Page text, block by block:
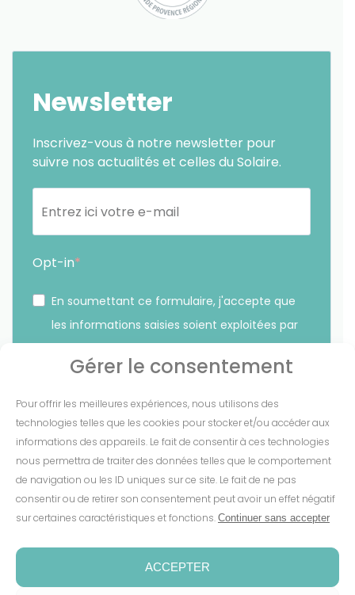
Gérer le consentement
Pour offrir les meilleures expériences, nous utilisons des
technologies telles que les cookies pour stocker et/ou accéder aux
informations des appareils. Le fait de consentir à ces technologies
nous permettra de traiter des données telles que le comportement
de navigation ou les ID uniques sur ce site. Le fait de ne pas
consentir ou de retirer son consentement peut avoir un effet négatif
sur certaines caractéristiques et fonctions. Continuer sans accepter
ACCEPTER
Newsletter
Inscrivez-vous à notre newsletter pour
suivre nos actualités et celles du Solaire.
Opt-in
En soumettant ce formulaire, j'accepte que
les informations saisies soient exploitées par
sur le lien présent dans nos emails.
S'INSCRIRE
Conditions de garantie-Espace presse